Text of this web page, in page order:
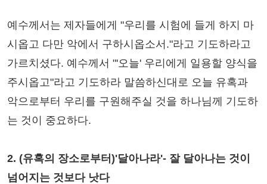
예수께서는 제자들에게 "우리를 시험에 들게 하지 마
시옵고 다만 악에서 구하시옵소서."라고 기도하라고
가르치셨다. 예수께서 "'오늘' 우리에게 일용할 양식을
주시옵고"라고 기도하라 말씀하신대로 오늘 유혹과
악으로부터 우리를 구원해주실 것을 하나님께 기도하
는 것이 중요하다.
2. (유혹의 장소로부터)'달아나라'- 잘 달아나는 것이
넘어지는 것보다 낫다